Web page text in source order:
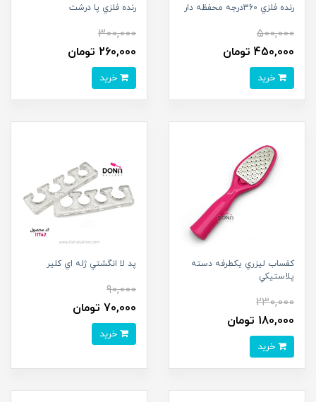
رنده فلزي 360درجه محفظه دار
500,000
450,000 تومان
رنده فلزي پا درشت
300,000
260,000 تومان
کفساب ليزري يکطرفه دسته
پلاستيکي
230,000
180,000 تومان
پد لا انگشتي ژله اي کلير
90,000
70,000 تومان